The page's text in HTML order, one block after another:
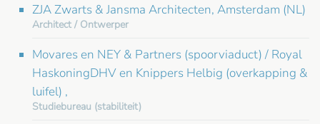
ZJA Zwarts & Jansma Architecten, Amsterdam (NL)
Architect / Ontwerper
Movares en NEY & Partners (spoorviaduct) / Royal
HaskoningDHV en Knippers Helbig (overkapping &
luifel) ,
Studiebureau (stabiliteit)